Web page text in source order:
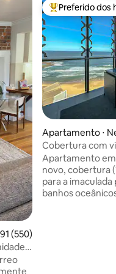
de uma avaliação média de
(550)
Entre os
Preferido dos
Apartamento ⋅
st
Cobertura com
praia, Newcastle
Apartamento
novo, cobertura
para a
banhos